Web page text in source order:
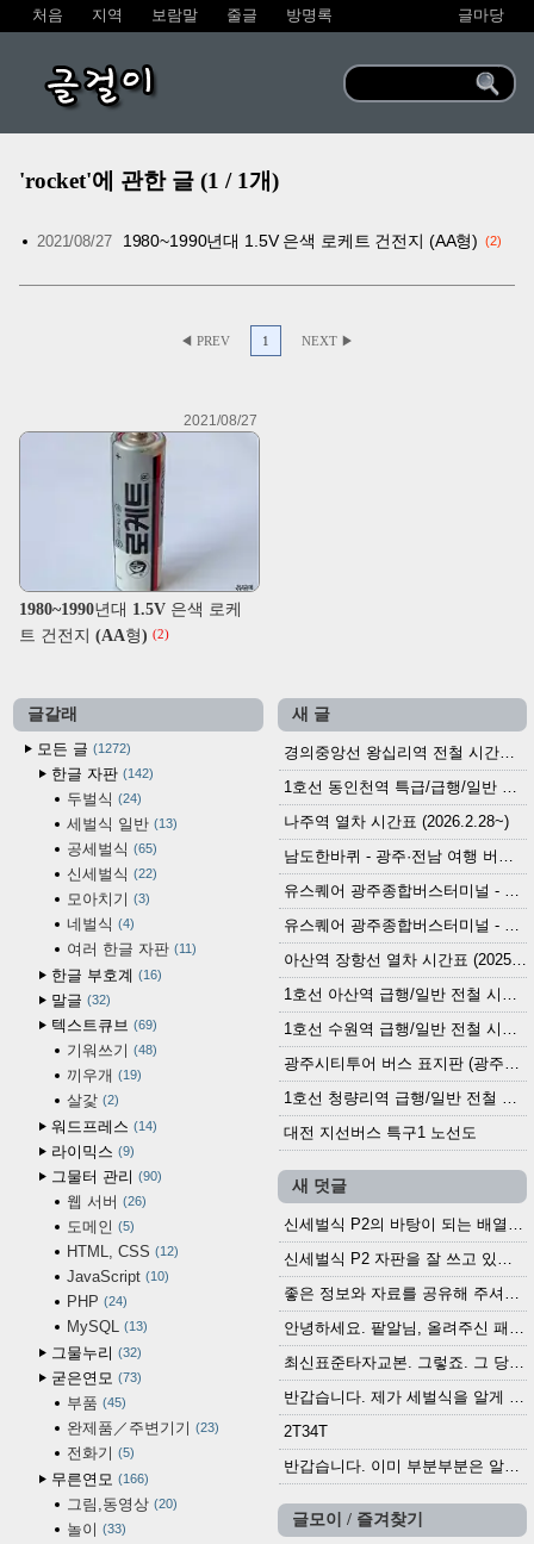
처음 지역 보람말 줄글 방명록 글마당
글걸이
'rocket'에 관한 글 (1 / 1개)
2021/08/27 1980~1990년대 1.5V 은색 로케트 건전지 (AA형) 2
◀ PREV 1 NEXT ▶
2021/08/27
1980~1990년대 1.5V 은색 로케
트 건전지 (AA형)(2)
글갈래
모든 글
1272
한글 자판 142
두벌식 24
세벌식 일반 13
공세벌식 65
신세벌식 22
모아치기 3
네벌식 4
여러 한글 자판 11
한글 부호계 16
말글 32
텍스트큐브 69
기워쓰기 48
끼우개 19
살갗 2
워드프레스 14
라이믹스 9
그물터 관리 90
웹 서버 26
도메인 5
HTML, CSS 12
JavaScript 10
PHP 24
MySQL 13
그물누리 32
굳은연모 73
부품 45
완제품／주변기기 23
전화기 5
무른연모 166
그림,동영상 20
놀이 33
새 글
경의중앙선 왕십리역 전철 시간표 (2026.4.20~)
1호선 동인천역 특급/급행/일반 전철 시간표 (2026.2.28~)
나주역 열차 시간표 (2026.2.28~)
남도한바퀴 - 광주·전남 여행 버스 노선 (2026.3.1~5.31)
유스퀘어 광주종합버스터미널 - 곡성,순천／화순,보성,율포 방면 시외버스 시간표 (2026.1.31)
유스퀘어 광주종합버스터미널 - 담양, 순창, 남원, 무주, 장수, 거창, 대구 방면 시외버스 시간표 (2026...
아산역 장항선 열차 시간표 (2025.12.30 기준) (무궁화호, ITX-마음, 새마을호, 서해금빛열차)
1호선 아산역 급행/일반 전철 시간표 (2025.12.30~)
1호선 수원역 급행/일반 전철 시간표 (2025.12.30~)
광주시티투어 버스 표지판 (광주역 정류장) (2024?)
1호선 청량리역 급행/일반 전철 시간표 · 노선도 (2025.12.30~)
대전 지선버스 특구1 노선도
새 덧글
신세벌식 P2의 바탕이 되는 배열이나 주요 기능...
신세벌식 P2 자판을 잘 쓰고 있습니다. 쓰기 편리...
좋은 정보와 자료를 공유해 주셔서 고맙습니다....
안녕하세요. 팥알님, 올려주신 패치 여러모로 감사...
최신표준타자교본. 그렇죠. 그 당시에 최신 표준...
반갑습니다. 제가 세벌식을 알게 되어 세벌식 써...
2T34T
반갑습니다. 이미 부분부분은 알려진 정보들이...
글모이 / 즐겨찾기